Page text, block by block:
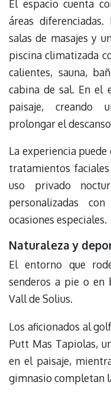
El espacio cuenta
áreas
salas de masajes y
piscina climatizada
calientes, sauna,
cabina de sal. En el
paisaje, creando
prolongar el
La experiencia
tratamientos
uso privado
personalizadas
ocasiones especiales.
Naturaleza y
El entorno que
senderos a pie o en
Vall de Solius.
Los aficionados al
Putt Mas Tapiolas,
en el paisaje,
gimnasio completan